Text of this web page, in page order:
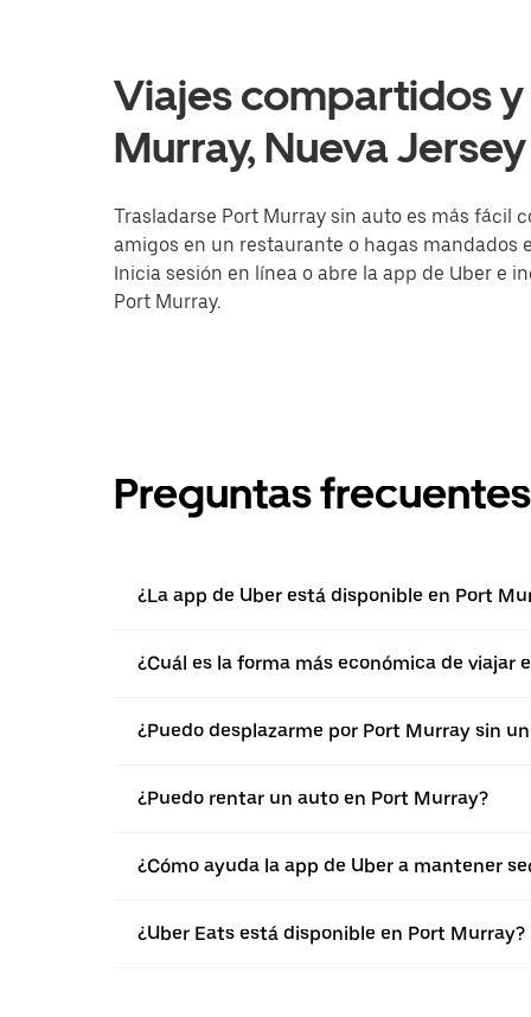
Viajes compartidos
Murray, Nueva Jersey
Trasladarse Port Murray sin auto es más fácil
amigos en un restaurante o hagas mandados
Inicia sesión en línea o abre la app de Uber e
Port Murray.
Preguntas frecuentes
¿La app de Uber está disponible en Port
¿Cuál es la forma más económica de viajar
¿Puedo desplazarme por Port Murray sin
¿Puedo rentar un auto en Port Murray?
¿Cómo ayuda la app de Uber a mantener
¿Uber Eats está disponible en Port Murray?